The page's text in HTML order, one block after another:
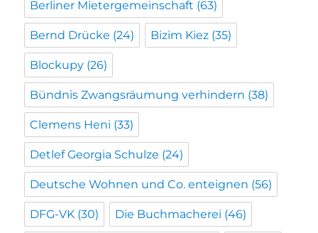
Berliner Mietergemeinschaft (63)
Bernd Drücke (24) Bizim Kiez (35)
Blockupy (26)
Bündnis Zwangsräumung verhindern (38)
Clemens Heni (33)
Detlef Georgia Schulze (24)
Deutsche Wohnen und Co. enteignen (56)
DFG-VK (30) Die Buchmacherei (46)